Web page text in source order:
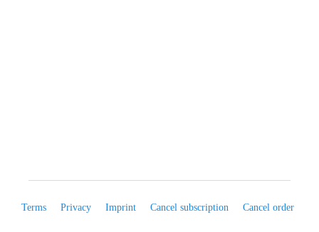
Terms Privacy Imprint Cancel subscription Cancel order